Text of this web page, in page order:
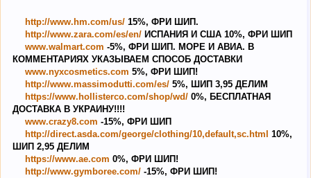
http://www.hm.com/us/ 15%, ФРИ ШИП.
http://www.zara.com/es/en/ ИСПАНИЯ И США 10%, ФРИ ШИП
www.walmart.com -5%, ФРИ ШИП. МОРЕ И АВИА. В
КОММЕНТАРИЯХ УКАЗЫВАЕМ СПОСОБ ДОСТАВКИ
www.nyxcosmetics.com 5%, ФРИ ШИП!
http://www.massimodutti.com/es/ 5%, ШИП 3,95 ДЕЛИМ
https://www.hollisterco.com/shop/wd/ 0%, БЕСПЛАТНАЯ
ДОСТАВКА В УКРАИНУ!!!!
www.crazy8.com -15%, ФРИ ШИП
http://direct.asda.com/george/clothing/10,default,sc.html 10%,
ШИП 2,95 ДЕЛИМ
https://www.ae.com 0%, ФРИ ШИП!
http://www.gymboree.com/ -15%, ФРИ ШИП!